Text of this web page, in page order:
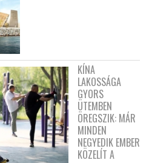
KÍNA
LAKOSSÁGA
GYORS
ÜTEMBEN
ÖREGSZIK: MÁR
MINDEN
NEGYEDIK EMBER
KÖZELÍT A